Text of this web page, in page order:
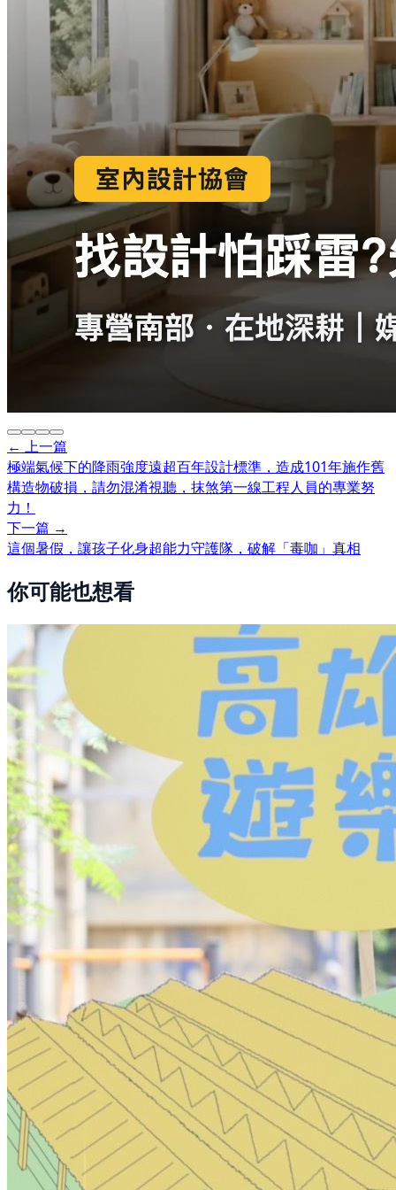
← 上一篇
極端氣候下的降雨強度遠超百年設計標準，造成101年施作舊
構造物破損，請勿混淆視聽，抹煞第一線工程人員的專業努
力！
下一篇 →
這個暑假，讓孩子化身超能力守護隊，破解「毒咖」真相
你可能也想看